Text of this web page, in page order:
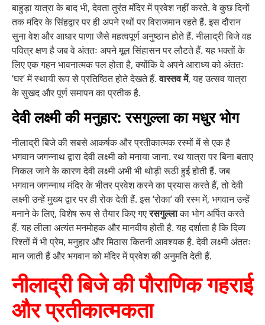
बाहुड़ा यात्रा के बाद भी, देवता तुरंत मंदिर में प्रवेश नहीं करते. वे कुछ दिनों
तक मंदिर के सिंहद्वार पर ही अपने रथों पर विराजमान रहते हैं. इस दौरान
सुना वेश और आधार पाणा जैसे महत्वपूर्ण अनुष्ठान होते हैं. नीलाद्री बिजे वह
पवित्र क्षण है जब वे अंततः अपने मूल सिंहासन पर लौटते हैं. यह भक्तों के
लिए एक गहन भावनात्मक पल होता है, क्योंकि वे अपने आराध्य को अंततः
‘घर’ में स्थायी रूप से प्रतिष्ठित होते देखते हैं.वास्तव में, यह उत्सव यात्रा
के सुखद और पूर्ण समापन का प्रतीक है.
देवी लक्ष्मी की मनुहार: रसगुल्ला का मधुर भोग
नीलाद्री बिजे की सबसे आकर्षक और प्रतीकात्मक रस्मों में से एक है
भगवान जगन्नाथ द्वारा देवी लक्ष्मी को मनाया जाना. रथ यात्रा पर बिना बताए
निकल जाने के कारण देवी लक्ष्मी अभी भी थोड़ी रूठी हुई होती हैं. जब
भगवान जगन्नाथ मंदिर के भीतर प्रवेश करने का प्रयास करते हैं, तो देवी
लक्ष्मी उन्हें मुख्य द्वार पर ही रोक देती हैं. इस ‘रोका’ की रस्म में, भगवान उन्हें
मनाने के लिए, विशेष रूप से तैयार किए गएरसगुल्लाका भोग अर्पित करते
हैं. यह लीला अत्यंत मनमोहक और मानवीय होती है. यह दर्शाता है कि दिव्य
रिश्तों में भी प्रेम, मनुहार और मिठास कितनी आवश्यक है. देवी लक्ष्मी अंततः
मान जाती हैं और भगवान को मंदिर में प्रवेश की अनुमति देती हैं.
नीलाद्री बिजे की पौराणिक गहराई
और प्रतीकात्मकता